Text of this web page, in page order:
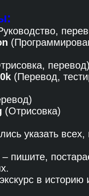
(Перевод,
(Отрисовка)
указать
пишите,
в историю